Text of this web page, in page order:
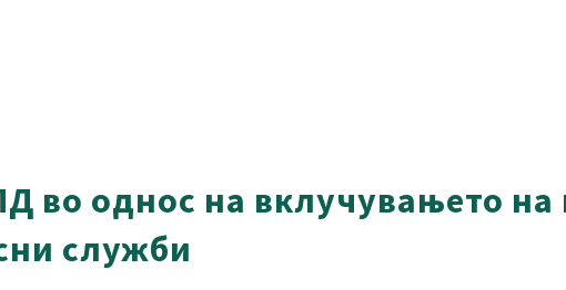
во однос на вклучувањето на
служби